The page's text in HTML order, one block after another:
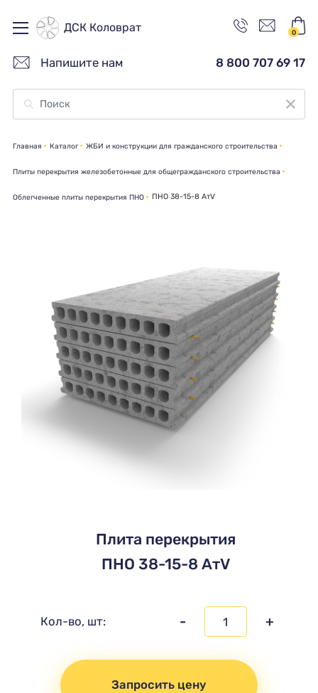
ДСК Коловрат 0
Напишите нам 8 800 707 69 17
Главная Каталог ЖБИ и конструкции для гражданского строительства
Плиты перекрытия железобетонные для общегражданского строительства
Облегченные плиты перекрытия ПНО ПНО 38-15-8 АтV
Плита перекрытия
ПНО 38-15-8 АтV
Кол-во, шт: - +
Запросить цену